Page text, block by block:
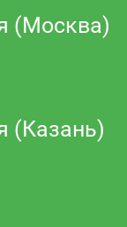
(Москва)
(Казань)